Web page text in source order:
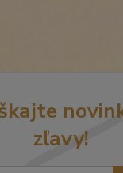
zľavy!